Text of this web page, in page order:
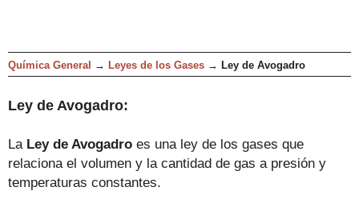
Química General → Leyes de los Gases → Ley de Avogadro
Ley de Avogadro:
La Ley de Avogadro es una ley de los gases que
relaciona el volumen y la cantidad de gas a presión y
temperaturas constantes.